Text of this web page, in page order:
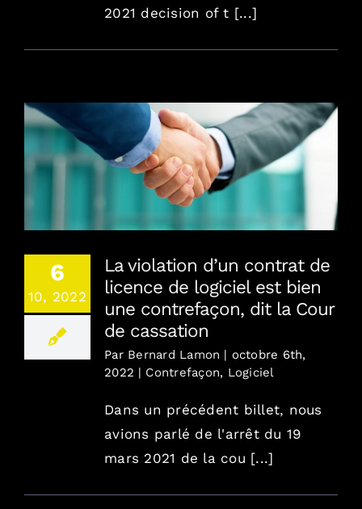
2021 decision of t [...]
La violation d’un contrat de licence de logiciel
est bien une contrefaçon, dit la Cour de
cassation
6
10, 2022
La violation d’un contrat de
licence de logiciel est bien
une contrefaçon, dit la Cour
de cassation
Par Bernard Lamon | octobre 6th,
2022 | Contrefaçon, Logiciel
Dans un précédent billet, nous
avions parlé de l'arrêt du 19
mars 2021 de la cou [...]